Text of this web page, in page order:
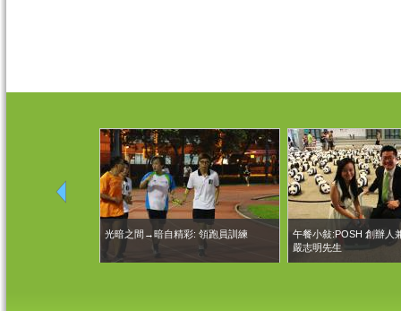
光暗之間→暗自精彩: 領跑員訓練
午餐小敍:POSH 創辦人
嚴志明先生